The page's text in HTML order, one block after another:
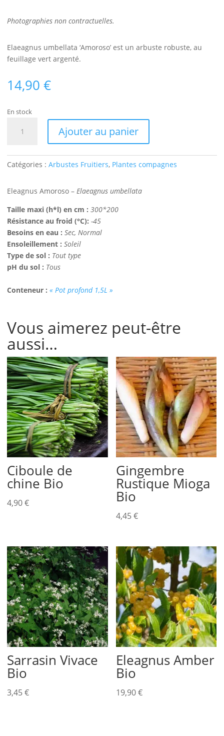
Photographies non contractuelles.
Elaeagnus umbellata ‘Amoroso’ est un arbuste robuste, au
feuillage vert argenté.
14,90€
En stock
Amoroso
Bio
Ajouter au panier
Catégories :Arbustes Fruitiers, Plantes compagnes
Eleagnus Amoroso –Elaeagnus umbellata
Taille maxi (h*l) en cm :300*200
Résistance au froid (°C):-45
Besoins en eau :Sec, Normal
Ensoleillement :Soleil
Type de sol : Tout type
pH du sol : Tous
Conteneur :« Pot profond 1,5L »
Vous aimerez peut-être
aussi…
Ciboule de
chine Bio
4,90€
Gingembre
Rustique Mioga
Bio
4,45€
Sarrasin Vivace
Bio
3,45€
Eleagnus Amber
Bio
19,90€